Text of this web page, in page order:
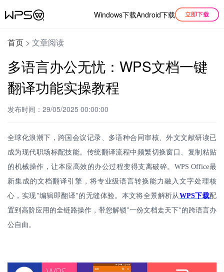
Windows下载Android下载
首页 > 文章阅读
多语言办公无忧：WPS文档一键
翻译功能实操教程
发布时间：29/05/2025 00:00:00
全球化浪潮下，跨国会议记录、多语种合同审核、外文文献研读已
成为现代职场标配技能。传统翻译流程中频繁切换窗口、复制粘贴
的机械操作，让本应高效的办公过程变得支离破碎。 WPS Office最
新集成的文档翻译引擎，将专业级语言转换能力融入文字处理核
心，实现"编辑即翻译"的无缝体验。本文将全景解析从WPS下载配
置到高阶应用的全链路操作，带您解锁"一份文档走天下"的跨语言办
公自由。